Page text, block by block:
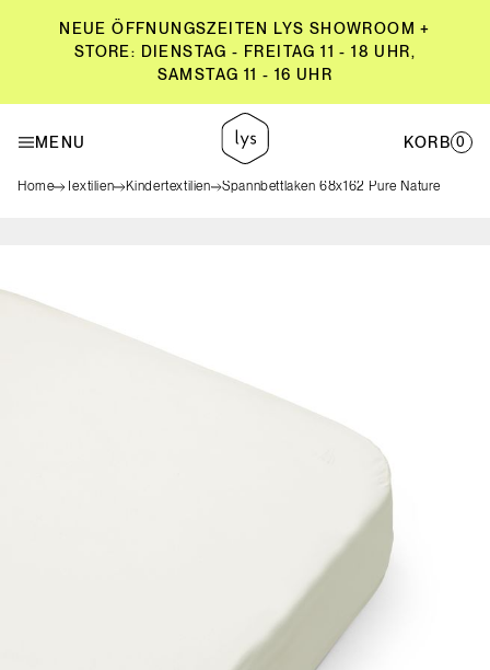
NEUE ÖFFNUNGSZEITEN LYS SHOWROOM +
STORE: DIENSTAG - FREITAG 11 - 18 UHR,
SAMSTAG 11 - 16 UHR
MENU KORB 0
STORE: DIENSTAG - FREITAG 11 - 18 UHR,
SAMSTAG 11 - 16 UHR
Home Textilien Kindertextilien Spannbettlaken 68x162 Pure Nature